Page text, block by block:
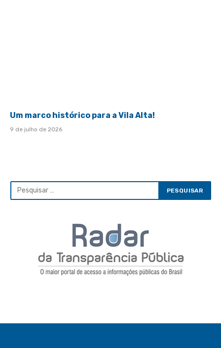
Um marco histórico para a Vila Alta!
9 de julho de 2026